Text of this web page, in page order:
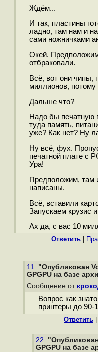
Ждём...
И так, пластины
ладно, там нам и
сами ножничками
Окей.
отбраковали.
Всё, вот они чипы,
миллионов, потому
Дальше что?
Надо бы печатную
туда память,
уже? Как нет? Ну
Ну всё, фух.
печатной плате с
Ура!
Предположим, там
написаны.
Всё, вставили
Запускаем крузис
Ах да, с вас 10
Ответить
11. "Опубликован
GPGPU на базе
Сообщение от
Вопрос как
принтеры до 90-
Ответить
22.
GPGPU на базе